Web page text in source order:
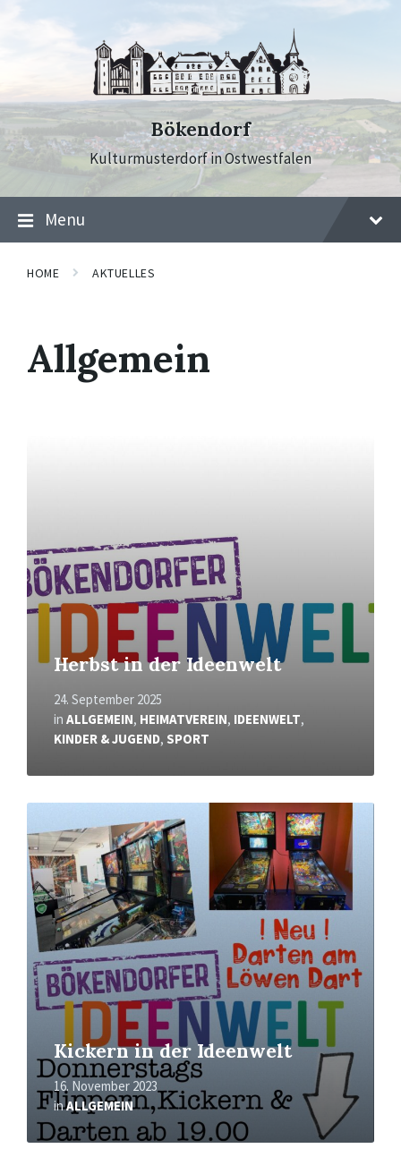
Bökendorf
Kulturmusterdorf in Ostwestfalen
Menu
HOME AKTUELLES
Allgemein
Herbst in der Ideenwelt
24. September 2025
in ALLGEMEIN, HEIMATVEREIN, IDEENWELT,
KINDER & JUGEND, SPORT
Kickern in der Ideenwelt
16. November 2023
inALLGEMEIN
Mehr
erfahren